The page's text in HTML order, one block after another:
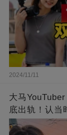
2024/11/11
大马
底出轨！认当
相识过程！